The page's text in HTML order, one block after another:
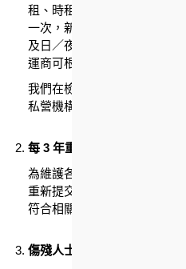
租、時租和日泊的方式收費。
一次，新收費獲通過後，會於
及日／夜泊車收費的調整，
運商可根據當區需求而調整收
我們在檢討收費時，會參考當
私營機構停車場的收費水平，
每 3 年重新提交月租車位申請
為維護各合資格車位用戶的權
重新提交申請、車輛登記以及
符合相關車位租賃要求。
傷殘人士車位